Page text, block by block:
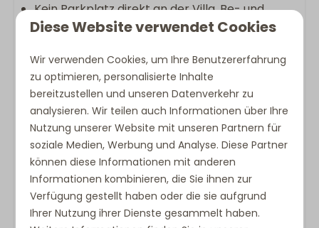
Kein Parkplatz direkt an der Villa. Be- und
Entladen ist möglich.
ausgestattet sein. Dieser darf während Ihres
Aufenthalts nicht genutzt werden.
Die Villa befindet sich in der Nähe des Beach
Club Punt West, wodurch es gelegentlich zu
Aktivitäten in der Umgebung kommen kann.
Abweichungen in Grundriss, Einrichtung,
Bildmaterial, Beschreibung und dargestellten
Grundrissen sind möglich.
Diese Website verwendet Cookies
Wir verwenden Cookies, um Ihre Benutzererfahrung
zu optimieren, personalisierte Inhalte
bereitzustellen und unseren Datenverkehr zu
analysieren. Wir teilen auch Informationen über Ihre
Nutzung unserer Website mit unseren Partnern für
soziale Medien, Werbung und Analyse. Diese Partner
können diese Informationen mit anderen
Informationen kombinieren, die Sie ihnen zur
Verfügung gestellt haben oder die sie aufgrund
Ihrer Nutzung ihrer Dienste gesammelt haben.